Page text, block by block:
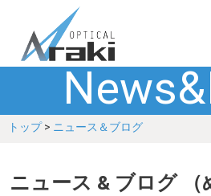
選ばれる理由
ブランド
トップ> ニュース＆ブログ
ニュース & ブログ （